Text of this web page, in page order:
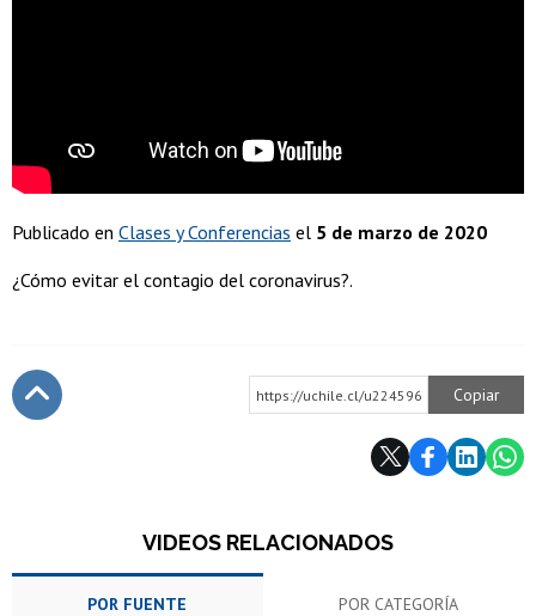
Publicado en Clases y Conferencias el 5 de marzo de 2020
¿Cómo evitar el contagio del coronavirus?.
https://uchile.cl/u224596 Copiar
VIDEOS RELACIONADOS
POR FUENTE POR CATEGORÍA